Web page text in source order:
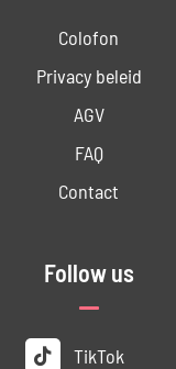
Colofon
Privacy beleid
AGV
FAQ
Contact
Follow us
TikTok